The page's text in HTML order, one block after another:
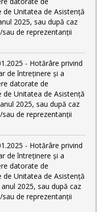
Unitatea de Asistență
2025, sau după caz
de reprezentanții
- Hotărâre privind
de întreținere și a
datorate de
Unitatea de Asistență
2025, sau după caz
de reprezentanții
- Hotărâre privind
de întreținere și a
datorate de
Unitatea de Asistență
2025, sau după caz
de reprezentanții